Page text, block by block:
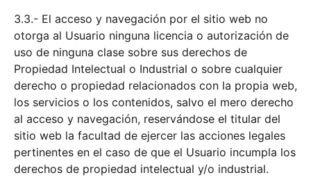
3.3.- El acceso y navegación por el sitio web no
otorga al Usuario ninguna licencia o autorización de
uso de ninguna clase sobre sus derechos de
Propiedad Intelectual o Industrial o sobre cualquier
derecho o propiedad relacionados con la propia web,
los servicios o los contenidos, salvo el mero derecho
al acceso y navegación, reservándose el titular del
sitio web la facultad de ejercer las acciones legales
pertinentes en el caso de que el Usuario incumpla los
derechos de propiedad intelectual y/o industrial.